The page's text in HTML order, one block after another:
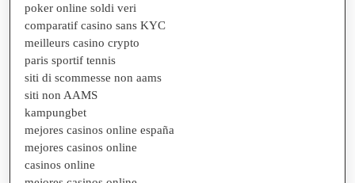
poker online soldi veri
comparatif casino sans KYC
meilleurs casino crypto
paris sportif tennis
siti di scommesse non aams
siti non AAMS
kampungbet
mejores casinos online españa
mejores casinos online
casinos online